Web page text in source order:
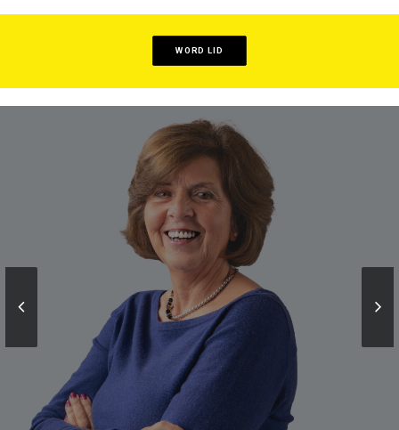
WORD LID